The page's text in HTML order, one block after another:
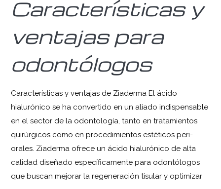
Características y
ventajas para
odontólogos
Características y ventajas de Ziaderma El ácido
hialurónico se ha convertido en un aliado indispensable
en el sector de la odontología, tanto en tratamientos
quirúrgicos como en procedimientos estéticos peri-
orales. Ziaderma ofrece un ácido hialurónico de alta
calidad diseñado específicamente para odontólogos
que buscan mejorar la regeneración tisular y optimizar